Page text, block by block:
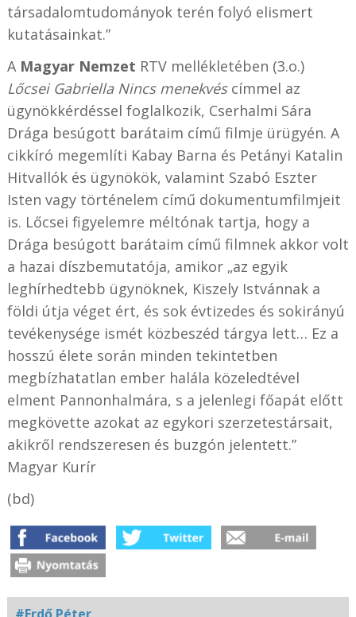
társadalomtudományok terén folyó elismert
kutatásainkat.”
A Magyar Nemzet RTV mellékletében (3.o.)
Lőcsei Gabriella Nincs menekvéscímmel az
ügynökkérdéssel foglalkozik, Cserhalmi Sára
Drága besúgott barátaim című filmje ürügyén. A
cikkíró megemlíti Kabay Barna és Petányi Katalin
Hitvallók és ügynökök, valamint Szabó Eszter
Isten vagy történelem című dokumentumfilmjeit
is. Lőcsei figyelemre méltónak tartja, hogy a
Drága besúgott barátaim című filmnek akkor volt
a hazai díszbemutatója, amikor „az egyik
leghírhedtebb ügynöknek, Kiszely Istvánnak a
földi útja véget ért, és sok évtizedes és sokirányú
tevékenysége ismét közbeszéd tárgya lett… Ez a
hosszú élete során minden tekintetben
megbízhatatlan ember halála közeledtével
elment Pannonhalmára, s a jelenlegi főapát előtt
megkövette azokat az egykori szerzetestársait,
akikről rendszeresen és buzgón jelentett.”
Magyar Kurír
(bd)